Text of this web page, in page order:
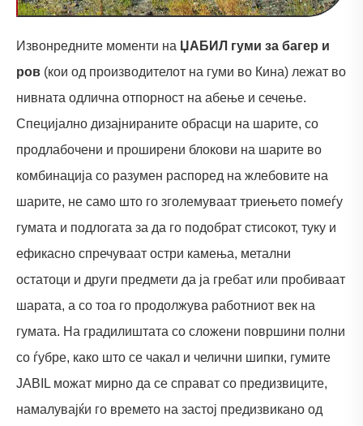
Извонредните моменти на ЏАБИЛ гуми за багер и
ров (кои од производителот на гуми во Кина) лежат во
нивната одлична отпорност на абење и сечење.
Специјално дизајнираните обрасци на шарите, со
продлабочени и проширени блокови на шарите во
комбинација со разумен распоред на жлебовите на
шарите, не само што го зголемуваат триењето помеѓу
гумата и подлогата за да го подобрат стисокот, туку и
ефикасно спречуваат остри камења, метални
остатоци и други предмети да ја гребат или пробиваат
шарата, а со тоа го продолжува работниот век на
гумата. На градилиштата со сложени површини полни
со ѓубре, како што се чакал и челични шипки, гумите
JABIL можат мирно да се справат со предизвиците,
намалувајќи го времето на застој предизвикано од